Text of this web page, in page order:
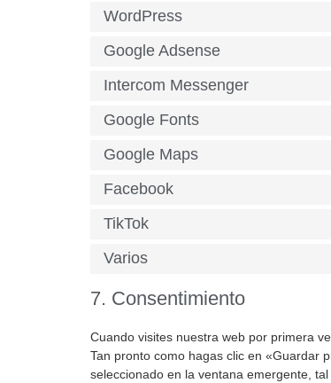
WordPress
Google Adsense
Intercom Messenger
Google Fonts
Google Maps
Facebook
TikTok
Varios
7. Consentimiento
Cuando visites nuestra web por primera
Tan pronto como hagas clic en «Guardar
seleccionado en la ventana emergente,